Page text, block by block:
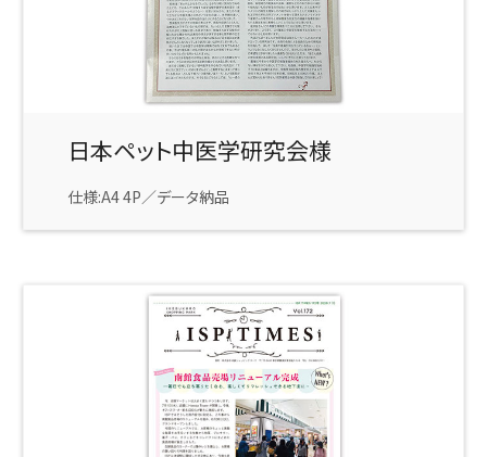
日本ペット中医学研究会様
仕様:A4 4P／データ納品